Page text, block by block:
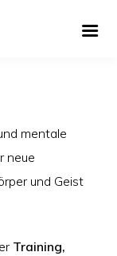
mentale
neue
und Geist
Training,